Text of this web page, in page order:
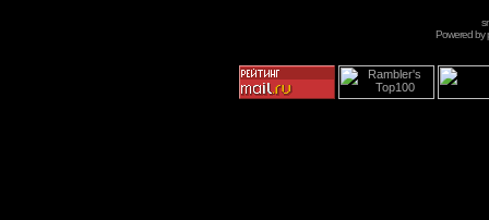
Powered by